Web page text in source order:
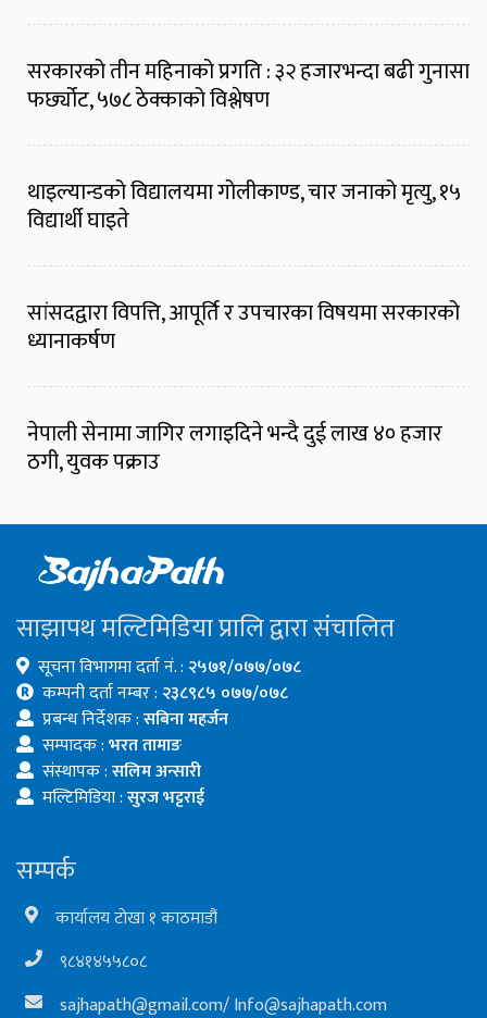
सरकारको तीन महिनाको प्रगति : ३२ हजारभन्दा बढी गुनासा
फर्छ्योट, ५७८ ठेक्काको विश्लेषण
थाइल्यान्डको विद्यालयमा गोलीकाण्ड, चार जनाको मृत्यु, १५
विद्यार्थी घाइते
सांसदद्वारा विपत्ति, आपूर्ति र उपचारका विषयमा सरकारको
ध्यानाकर्षण
नेपाली सेनामा जागिर लगाइदिने भन्दै दुई लाख ४० हजार
ठगी, युवक पक्राउ
साझापथ मल्टिमिडिया प्रालि द्वारा संचालित
सूचना विभागमा दर्ता नं. : २५७१/०७७/०७८
कम्पनी दर्ता नम्बर : २३८९८५ ०७७/०७८
प्रबन्ध निर्देशक :सबिना महर्जन
सम्पादक :भरत तामाङ
संस्थापक :सलिम अन्सारी
मल्टिमिडिया :सुरज भट्टराई
सम्पर्क
कार्यालय टोखा १ काठमाडौं
९८४१४५५८०८
sajhapath@gmail.com/Info@sajhapath.com